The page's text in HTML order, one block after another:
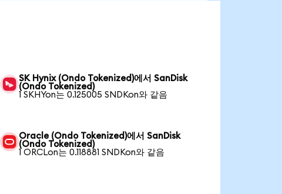
SK Hynix (Ondo Tokenized)에서 SanDisk
(Ondo Tokenized)
1 SKHYon는 0.125005 SNDKon와 같음
Oracle (Ondo Tokenized)에서 SanDisk
(Ondo Tokenized)
1 ORCLon는 0.118881 SNDKon와 같음